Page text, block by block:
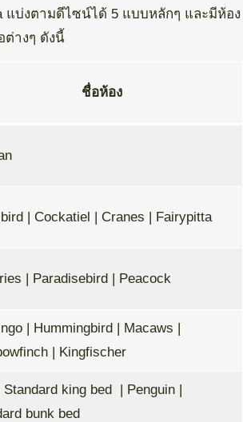
แบ่งตามดีไซน์ได้ 5 แบบหลักๆ และมีห้อง
ต่างๆ ดังนี้
ชื่อห้อง
| Cockatiel | Cranes | Fairypitta
| Paradisebird | Peacock
| Hummingbird | Macaws |
| Kingfischer
Standard king bed | Penguin |
bunk bed